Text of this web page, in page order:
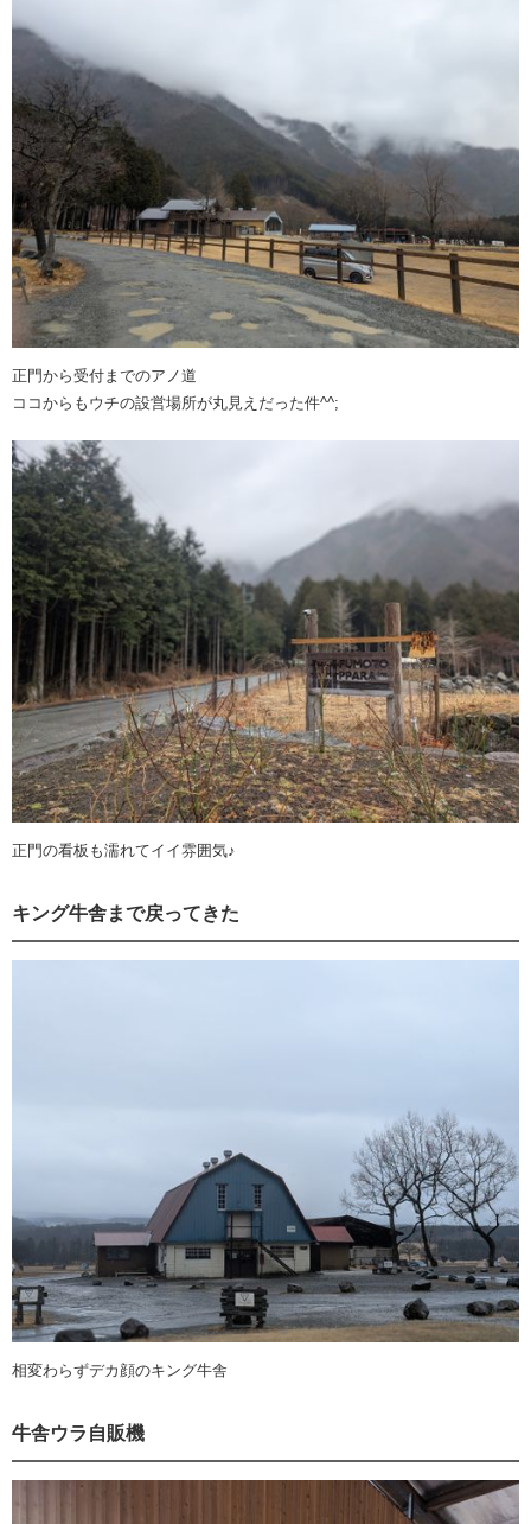
正門から受付までのアノ道
ココからもウチの設営場所が丸見えだった件^^;
正門の看板も濡れてイイ雰囲気♪
キング牛舎まで戻ってきた
相変わらずデカ顔のキング牛舎
牛舎ウラ自販機